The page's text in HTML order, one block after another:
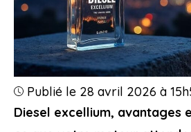
Diesel excellium, avantages
Publié le 28 avril 2026 à